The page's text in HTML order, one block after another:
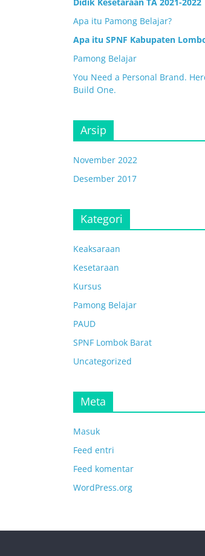
Apa itu Pamong Belajar?
Apa itu SPNF Kabupaten
Pamong Belajar
You Need a Personal Brand.
Build One.
Arsip
November 2022
Desember 2017
Kategori
Keaksaraan
Kesetaraan
Kursus
Pamong Belajar
PAUD
SPNF Lombok Barat
Uncategorized
Meta
Masuk
Feed entri
Feed komentar
WordPress.org